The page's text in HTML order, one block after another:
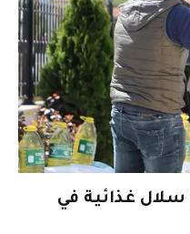
سلال غذائية في